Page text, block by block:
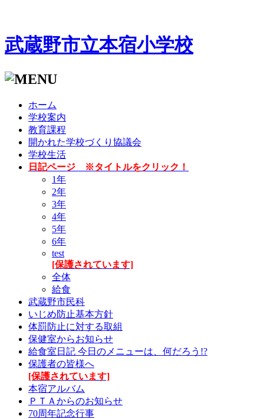
武蔵野市立本宿小学校
ホーム
学校案内
教育課程
開かれた学校づくり協議会
学校生活
日記ページ ※タイトルをクリック！
1年
2年
3年
4年
5年
6年
test
[保護されています]
全体
給食
武蔵野市民科
いじめ防止基本方針
体罰防止に対する取組
保健室からお知らせ
給食室日記 今日のメニューは、何だろう!?
保護者の皆様へ
[保護されています]
本宿アルバム
ＰＴＡからのお知らせ
70周年記念行事